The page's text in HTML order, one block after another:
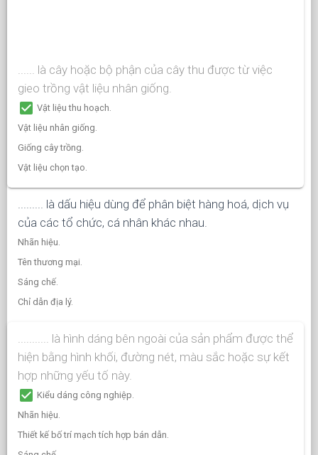
...... là cây hoặc bộ phận của cây thu được từ việc
gieo trồng vật liệu nhân giống.
check_box Vật liệu thu hoạch.
Vật liệu nhân giống.
Giống cây trồng.
Vật liệu chọn tạo.
......... là dấu hiệu dùng để phân biệt hàng hoá, dịch vụ
của các tổ chức, cá nhân khác nhau.
Nhãn hiệu.
Tên thương mại.
Sáng chế.
Chỉ dẫn địa lý.
........... là hình dáng bên ngoài của sản phẩm được thể
hiện bằng hình khối, đường nét, màu sắc hoặc sự kết
hợp những yếu tố này.
check_box Kiểu dáng công nghiệp.
Nhãn hiệu.
Thiết kế bố trí mạch tích hợp bán dẫn.